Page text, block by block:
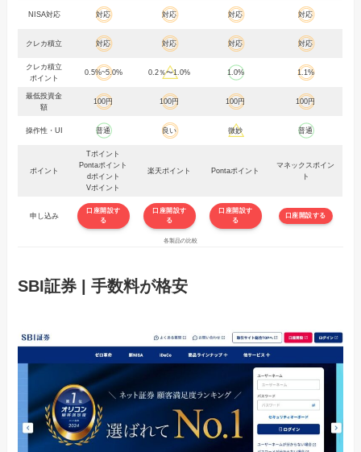
NISA対応 対応 対応 対応 対応
クレカ積立 対応 対応 対応 対応
クレカ積立
ポイント
0.5%~5.0% 0.2％〜1.0% 1.0% 1.1%
最低投資金
額
100円 100円 100円 100円
操作性・UI 普通 良い 微妙 普通
ポイント
Tポイント
Pontaポイント
dポイント
Vポイント
楽天ポイント Pontaポイント
マネックスポイン
ト
申し込み
口座開設す
る
口座開設す
る
口座開設す
る
口座開設する
各製品の比較
SBI証券 | 手数料が格安